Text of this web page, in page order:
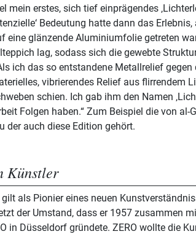
mein erstes, sich tief einprägendes
Bedeutung hatte dann das
eine glänzende Aluminiumfolie getreten
lag, sodass sich die gewebte
ich das so entstandene Metallrelief
vibrierendes Relief aus flirrendem
schien. Ich gab ihm den Namen
Folgen haben.“ Zum Beispiel die von al-
der auch diese Edition gehört.
Künstler
als Pionier eines neuen
der Umstand, dass er 1957 zusammen
in Düsseldorf gründete. ZERO wollte die